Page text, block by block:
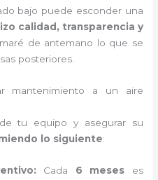
bajo puede esconder una
calidad, transparencia y
de antemano lo que se
posteriores.
mantenimiento a un aire
tu equipo y asegurar su
lo siguiente:
Cada 6 meses es